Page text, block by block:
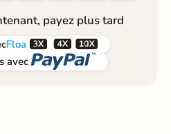
payez plus tard
Floa  
avec 